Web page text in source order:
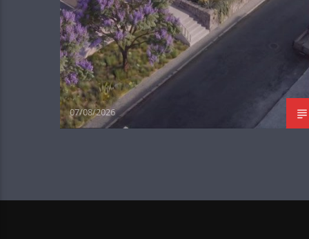
07/08/2026